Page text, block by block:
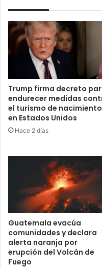
Trump firma decreto
endurecer medidas
el turismo de nacimiento
en Estados Unidos
Hace 2 días
Guatemala evacúa
comunidades y declara
alerta naranja por
erupción del Volcán de
Fuego